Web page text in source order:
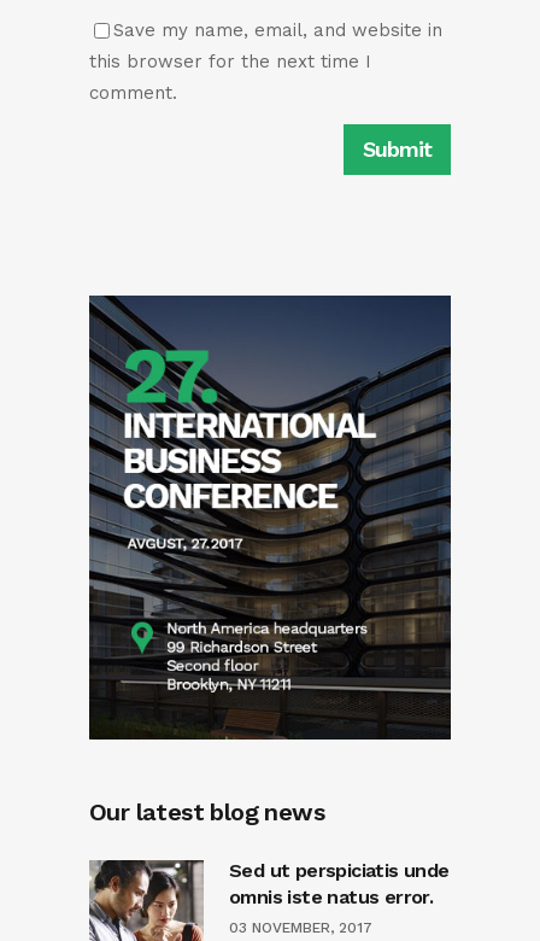
Save my name, email, and website in
this browser for the next time I
comment.
Our latest blog news
Sed ut perspiciatis unde
omnis iste natus error.
03 NOVEMBER, 2017